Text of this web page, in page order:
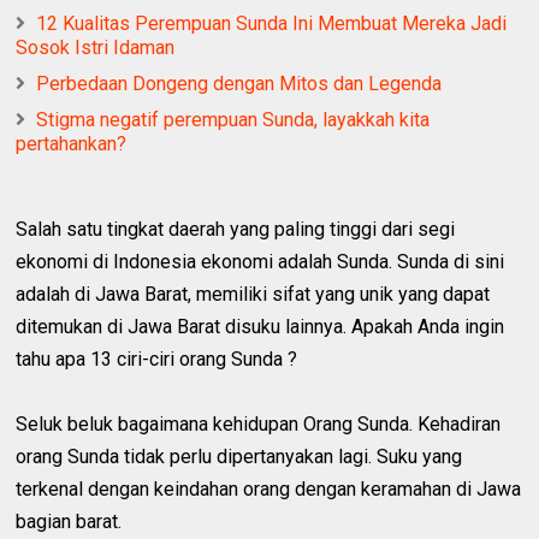
12 Kualitas Perempuan Sunda Ini Membuat Mereka Jadi
Sosok Istri Idaman
Perbedaan Dongeng dengan Mitos dan Legenda
Stigma negatif perempuan Sunda, layakkah kita
pertahankan?
Salah satu tingkat daerah yang paling tinggi dari segi
ekonomi di Indonesia ekonomi adalah Sunda. Sunda di sini
adalah di Jawa Barat, memiliki sifat yang unik yang dapat
ditemukan di Jawa Barat disuku lainnya. Apakah Anda ingin
tahu apa 13 ciri-ciri orang Sunda ?
Seluk beluk bagaimana kehidupan Orang Sunda. Kehadiran
orang Sunda tidak perlu dipertanyakan lagi. Suku yang
terkenal dengan keindahan orang dengan keramahan di Jawa
bagian barat.